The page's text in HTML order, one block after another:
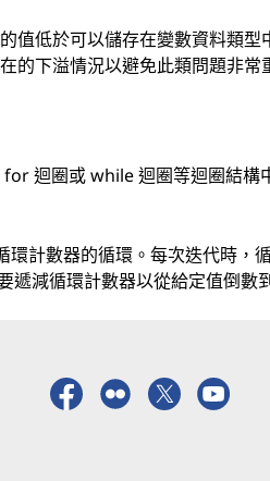
值低於可以儲存在變數資料類型
的下溢情況以避免此類問題非常
迴圈或 while 迴圈等迴圈結構
計數器的循環。每次迭代時，
減循環計數器以從給定值倒數